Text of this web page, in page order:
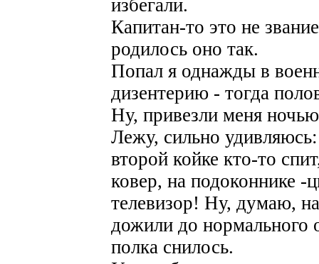
избегали.
Капитан-то это не
родилось оно так.
Попал я однажды в
дизентерию - тогда
Ну, привезли меня
Лежу, сильно
второй койке кто-то
ковер, на подоконнике
телевизор! Ну, думаю,
дожили до нормального
полка снилось.